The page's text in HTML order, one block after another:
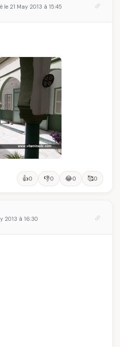
le 21 May 2013 à 15:45
👍0 👎0 😂0 🥰0
2013 à 16:30